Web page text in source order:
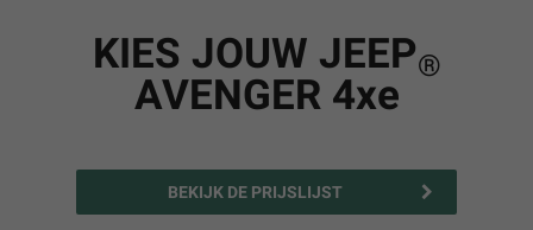
KIES JOUW JEEP®
AVENGER 4xe
BEKIJK DE PRIJSLIJST